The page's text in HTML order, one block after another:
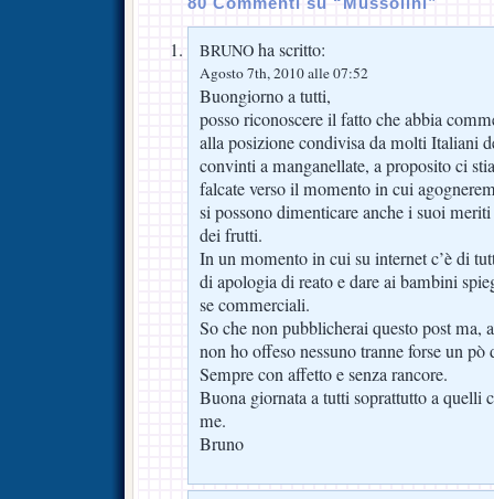
BRUNO ha scritto:
Agosto 7th, 2010 alle 07:52
Buongiorno a tutti,
posso riconoscere il fatto che abbia
alla posizione condivisa da molti Italiani
convinti a manganellate, a proposito ci
falcate verso il momento in cui
si possono dimenticare anche i suoi
dei frutti.
In un momento in cui su internet c’è di
di apologia di reato e dare ai bambini
se commerciali.
So che non pubblicherai questo post ma,
non ho offeso nessuno tranne forse un pò
Sempre con affetto e senza rancore.
Buona giornata a tutti soprattutto a quelli
me.
Bruno